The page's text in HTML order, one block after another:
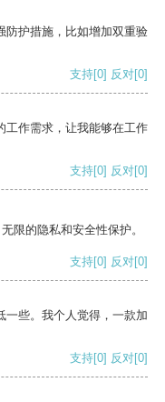
防护措施，比如增加双重验
支持[0] 反对[0]
工作需求，让我能够在工作
支持[0] 反对[0]
限的隐私和安全性保护。
支持[0] 反对[0]
一些。我个人觉得，一款加
支持[0] 反对[0]